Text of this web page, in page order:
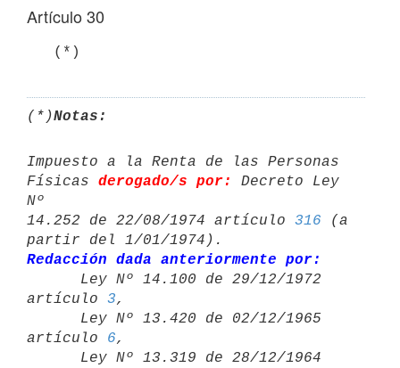
Artículo 30
(*)Notas:
Impuesto a la Renta de las Personas
Físicas derogado/s por:
Decreto Ley
Nº
14.252 de 22/08/1974 artículo 316 (a
Redacción dada anteriormente por:
artículo 3,
artículo 6,